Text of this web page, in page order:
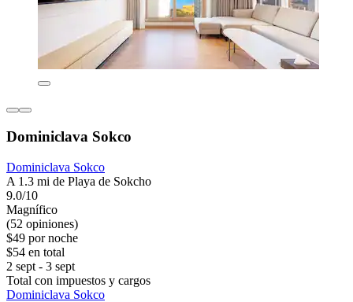
Dominiclava Sokco
Dominiclava Sokco
A 1.3 mi de Playa de Sokcho
9.0/10
Magnífico
(52 opiniones)
$49 por noche
$54 en total
2 sept - 3 sept
Total con impuestos y cargos
Dominiclava Sokco